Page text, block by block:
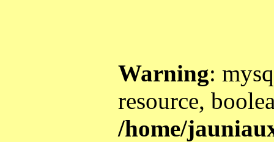
Warning:
resource,
/home/